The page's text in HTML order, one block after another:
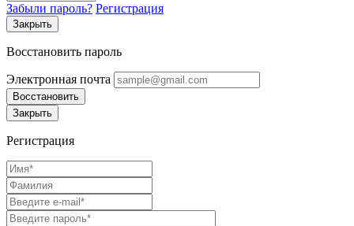
Забыли пароль? Регистрация
Закрыть
Восстановить пароль
Электронная почта
Восстановить
Закрыть
Регистрация